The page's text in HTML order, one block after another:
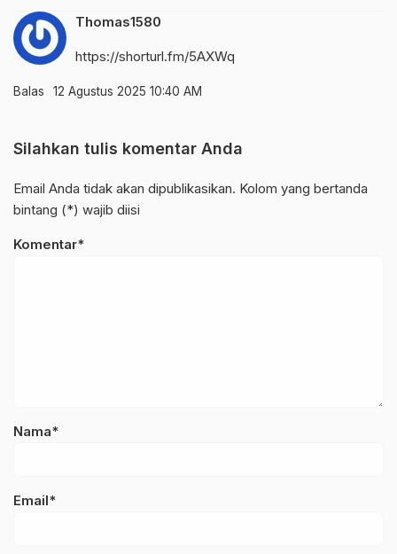
Thomas1580
https://shorturl.fm/5AXWq
Balas 12 Agustus 2025 10:40 AM
Silahkan tulis komentar Anda
Email Anda tidak akan dipublikasikan. Kolom yang bertanda
bintang (*) wajib diisi
Komentar*
Nama*
Email*